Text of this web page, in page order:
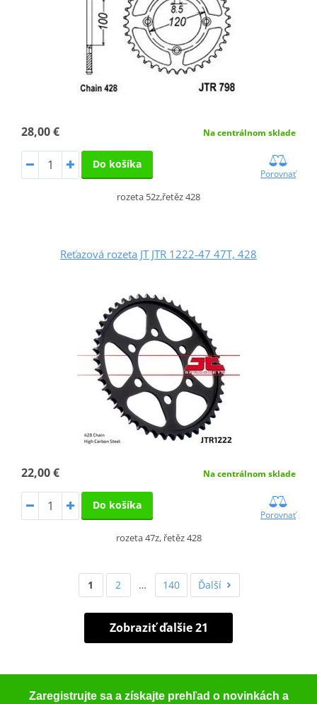
28,00 € Na centrálnom sklade
Do košíka
Porovnať
rozeta 52z,řetěz 428
Reťazová rozeta JT JTR 1222-47 47T, 428
22,00 € Na centrálnom sklade
Do košíka
Porovnať
rozeta 47z, řetěz 428
1 2 … 140 Ďalší
Zobraziť ďalšie 21
Zaregistrujte sa a získajte prehľad o novinkách a